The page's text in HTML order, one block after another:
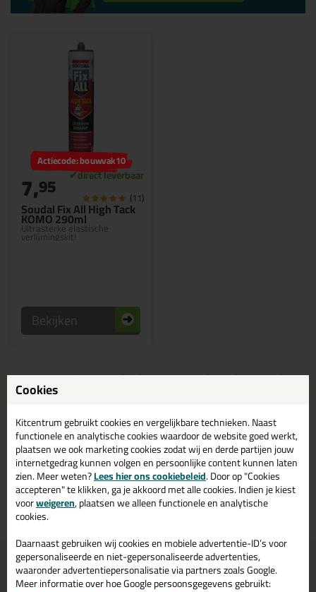
Soudal Fix All High Tack
KOMO 290ml
Ultrasterke elastische
verlijmingskit!
Actiecode: bouwvak10
7,95 (11)
Bekijken
Beige / zandkleurige high tack
kit kopen? Bestel high tack kit
in de kleur beige / zandkleuren
bij Kitcentrum.nl
Bestaat high tack kit ook in de kleur beige / zandkleuren? Op
Kitcentrum.nl vind je een ruim assortiment beige / zandkleurige high
tack kit in de merken: Soudal. Bestel je high tack kit beige / zandkleuren
daarom gemakkelijk en snel op Kitcentrum.nl!
Voor 21:00 uur besteld
morgen in huis
Gratisbezorging inNL & BE
vanaf75,-
Cookies
Kitcentrum gebruikt cookies en vergelijkbare technieken. Naast
functionele en analytische cookies waardoor de website goed werkt,
plaatsen we ook marketing cookies zodat wij en derde partijen jouw
internetgedrag kunnen volgen en persoonlijke content kunnen laten
zien. Meer weten?Lees hier ons cookiebeleid. Door op "Cookies
accepteren" te klikken, ga je akkoord met alle cookies. Indien je kiest
voorweigeren, plaatsen we alleen functionele en analytische
cookies.
Daarnaast gebruiken wij cookies en mobiele advertentie-ID’s voor
gepersonaliseerde en niet-gepersonaliseerde advertenties,
waaronder advertentiepersonalisatie via partners zoals Google.
Meer informatie over hoe Google persoonsgegevens gebruikt: